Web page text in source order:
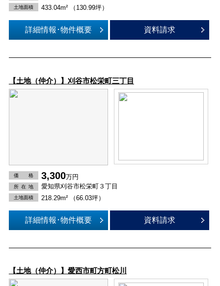
土地面積 433.04m² （130.99坪）
詳細情報･物件概要 資料請求
【土地（仲介）】刈谷市松栄町三丁目
価 格 3,300万円
所在 地 愛知県刈谷市松栄町３丁目
土地面積 218.29m² （66.03坪）
詳細情報･物件概要 資料請求
【土地（仲介）】愛西市町方町松川